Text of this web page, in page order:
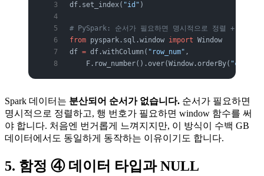
df.set_index( "id" )
# PySpark: 순서가 필요하면 명시적으로 정렬 + window
from pyspark.sql.window import Window
df = df.withColumn( "row_num" ,
    F.row_number().over(Window.orderBy(
Spark 데이터는 분산되어 순서가 없습니다. 순서가 필요하면
명시적으로 정렬하고, 행 번호가 필요하면 window 함수를 써
야 합니다. 처음엔 번거롭게 느껴지지만, 이 방식이 수백 GB
데이터에서도 동일하게 동작하는 이유이기도 합니다.
5. 함정 ④ 데이터 타입과 NULL